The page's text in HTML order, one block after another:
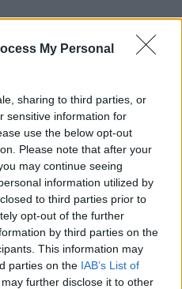
My Personal
sharing to third parties, or
sensitive information for
use the below opt-out
Please note that after your
may continue seeing
information utilized by
to third parties prior to
opt-out of the further
by third parties on the
This information may
parties on the IAB’s List of
further disclose it to other
να
με